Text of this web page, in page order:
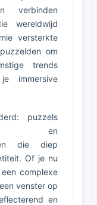
verbinden
wereldwijd
versterkte
om
trends
immersive
puzzels
en
die diep
Of je nu
complexe
venster op
en